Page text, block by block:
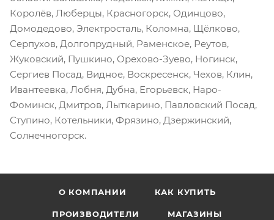
Королёв, Люберцы, Красногорск, Одинцово,
Домодедово, Электросталь, Коломна, Щёлково,
Серпухов, Долгопрудный, Раменское, Реутов,
Жуковский, Пушкино, Орехово-Зуево, Ногинск,
Сергиев Посад, Видное, Воскресенск, Чехов, Клин,
Ивантеевка, Лобня, Дубна, Егорьевск, Наро-
Фоминск, Дмитров, Лыткарино, Павловский Посад,
Ступино, Котельники, Фрязино, Дзержинский,
Солнечногорск.
О КОМПАНИИ КАК КУПИТЬ
ПРОИЗВОДИТЕЛИ МАГАЗИНЫ